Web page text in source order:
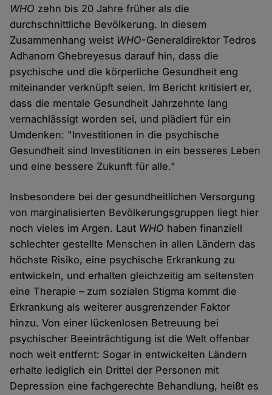
WHO zehn bis 20 Jahre früher als die
durchschnittliche Bevölkerung. In diesem
Zusammenhang weist WHO-Generaldirektor Tedros
Adhanom Ghebreyesus darauf hin, dass die
psychische und die körperliche Gesundheit eng
miteinander verknüpft seien. Im Bericht kritisiert er,
dass die mentale Gesundheit Jahrzehnte lang
vernachlässigt worden sei, und plädiert für ein
Umdenken: "Investitionen in die psychische
Gesundheit sind Investitionen in ein besseres Leben
und eine bessere Zukunft für alle."
Insbesondere bei der gesundheitlichen Versorgung
von marginalisierten Bevölkerungsgruppen liegt hier
noch vieles im Argen. Laut WHO haben finanziell
schlechter gestellte Menschen in allen Ländern das
höchste Risiko, eine psychische Erkrankung zu
entwickeln, und erhalten gleichzeitig am seltensten
eine Therapie – zum sozialen Stigma kommt die
Erkrankung als weiterer ausgrenzender Faktor
hinzu. Von einer lückenlosen Betreuung bei
psychischer Beeinträchtigung ist die Welt offenbar
noch weit entfernt: Sogar in entwickelten Ländern
erhalte lediglich ein Drittel der Personen mit
Depression eine fachgerechte Behandlung, heißt es